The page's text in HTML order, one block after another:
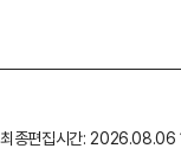
최종편집시간: